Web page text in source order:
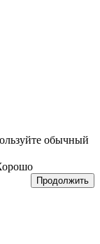
обычный
Продолжить